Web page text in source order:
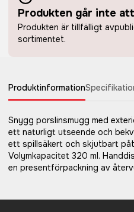
Produkten går inte
Produkten är tillfälligt
sortimentet.
Produktinformation
Snygg porslinsmugg med
ett naturligt utseende och
ett spillsäkert och skjutbart
Volymkapacitet 320 ml.
en presentförpackning av